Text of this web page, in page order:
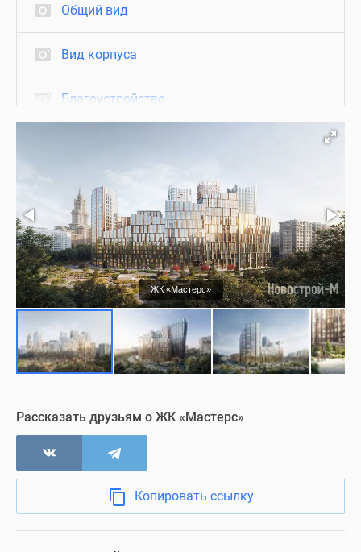
ЖК «Мастерс»
Общий вид
Вид корпуса
Благоустройство
Ход строительства
Нежилые помещения
Визуализация
Рассказать друзьям о ЖК «Мастерс»
Копировать ссылку